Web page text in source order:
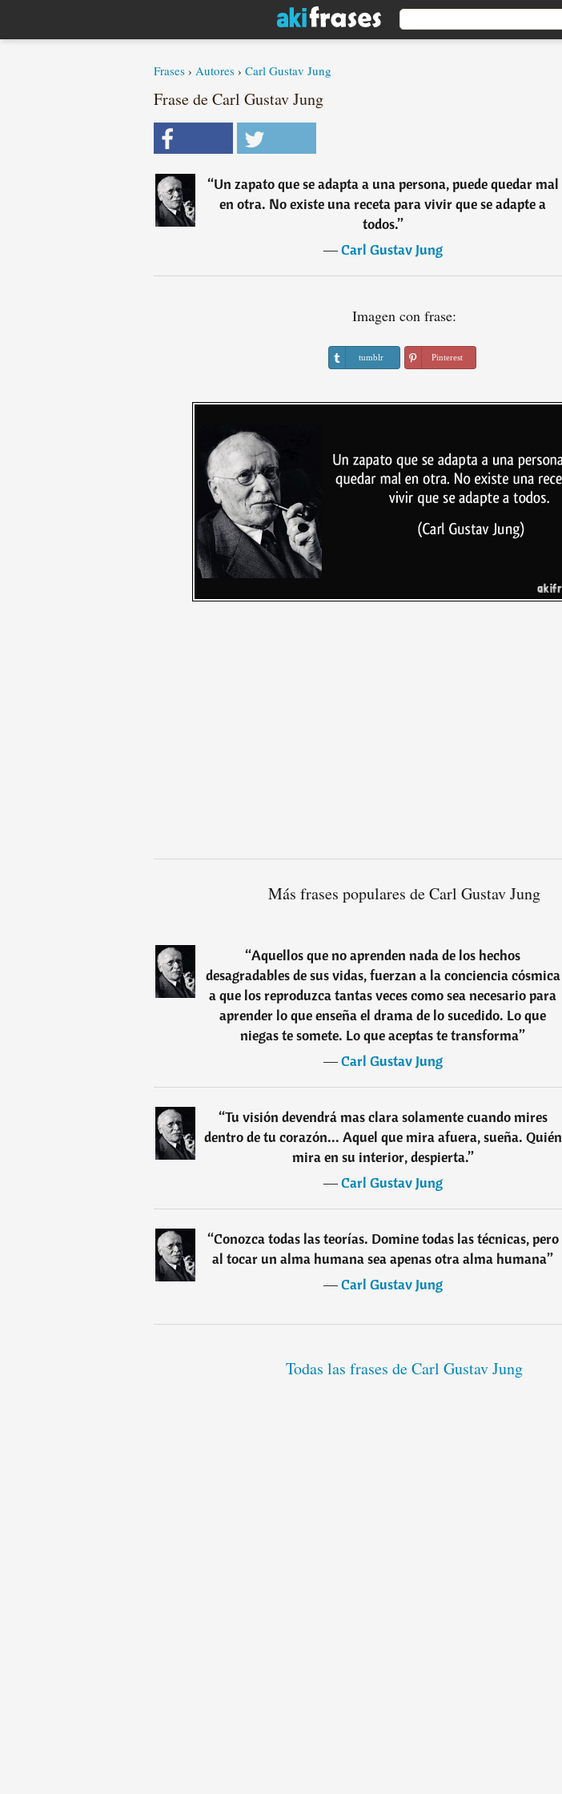
Frases › Autores › Carl Gustav Jung
Frase de Carl Gustav Jung
“Un zapato que se adapta a una persona, puede quedar mal
en otra. No existe una receta para vivir que se adapte a
todos.”
―Carl Gustav Jung
Imagen con frase:
tumblr Pinterest
Más frases populares de Carl Gustav Jung
“Aquellos que no aprenden nada de los hechos
desagradables de sus vidas, fuerzan a la conciencia cósmica
a que los reproduzca tantas veces como sea necesario para
aprender lo que enseña el drama de lo sucedido. Lo que
niegas te somete. Lo que aceptas te transforma”
―Carl Gustav Jung
“Tu visión devendrá mas clara solamente cuando mires
dentro de tu corazón... Aquel que mira afuera, sueña. Quién
mira en su interior, despierta.”
―Carl Gustav Jung
“Conozca todas las teorías. Domine todas las técnicas, pero
al tocar un alma humana sea apenas otra alma humana”
―Carl Gustav Jung
Todas las frases de Carl Gustav Jung